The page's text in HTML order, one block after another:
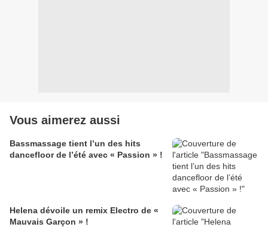
Vous aimerez aussi
Bassmassage tient l’un des hits
dancefloor de l’été avec « Passion » !
Helena dévoile un remix Electro de «
Mauvais Garçon » !